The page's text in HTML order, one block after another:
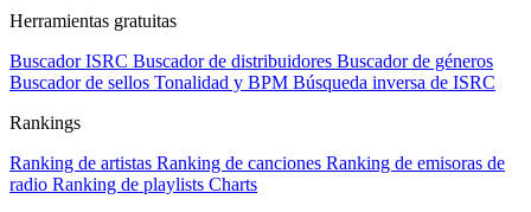
Herramientas gratuitas
Buscador ISRC Buscador de distribuidores Buscador de géneros
Buscador de sellos Tonalidad y BPM Búsqueda inversa de ISRC
Rankings
Ranking de artistas Ranking de canciones Ranking de emisoras de
radio Ranking de playlists Charts